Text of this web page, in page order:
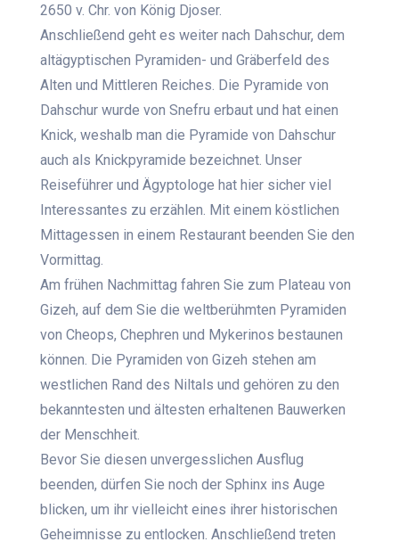
2650 v. Chr. von König Djoser.
Anschließend geht es weiter nach Dahschur, dem
altägyptischen Pyramiden- und Gräberfeld des
Alten und Mittleren Reiches. Die Pyramide von
Dahschur wurde von Snefru erbaut und hat einen
Knick, weshalb man die Pyramide von Dahschur
auch als Knickpyramide bezeichnet. Unser
Reiseführer und Ägyptologe hat hier sicher viel
Interessantes zu erzählen. Mit einem köstlichen
Mittagessen in einem Restaurant beenden Sie den
Vormittag.
Am frühen Nachmittag fahren Sie zum Plateau von
Gizeh, auf dem Sie die weltberühmten Pyramiden
von Cheops, Chephren und Mykerinos bestaunen
können. Die Pyramiden von Gizeh stehen am
westlichen Rand des Niltals und gehören zu den
bekanntesten und ältesten erhaltenen Bauwerken
der Menschheit.
Bevor Sie diesen unvergesslichen Ausflug
beenden, dürfen Sie noch der Sphinx ins Auge
blicken, um ihr vielleicht eines ihrer historischen
Geheimnisse zu entlocken. Anschließend treten